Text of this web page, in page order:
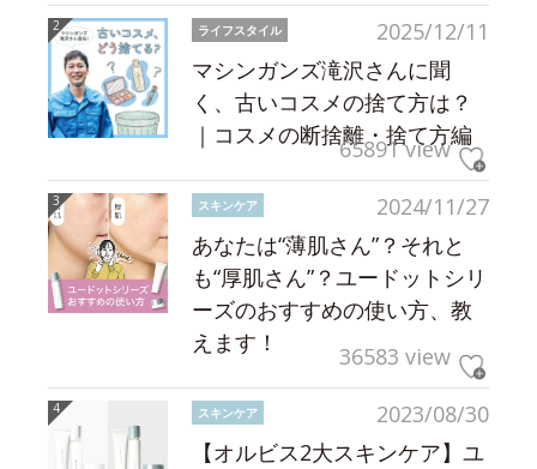
2025/12/11
ライフスタイル
マシンガンズ滝沢さんに聞
く、古いコスメの捨て方は？
｜コスメの断捨離・捨て方編
65891 view
2024/11/27
スキンケア
あなたは“薄肌さん”？それと
も“厚肌さん”？ユードットシリ
ーズのおすすめの使い方、教
えます！
36583 view
2023/08/30
スキンケア
【オルビス2大スキンケア】ユ